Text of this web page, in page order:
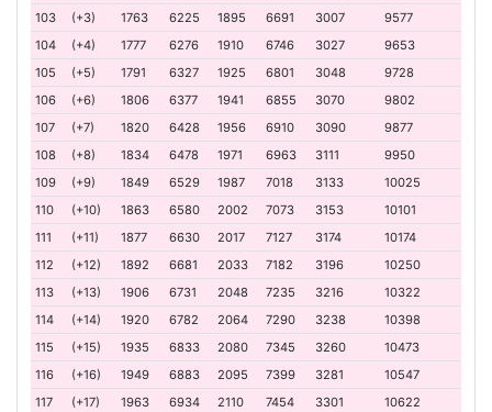
103
(+3) 1763 6225 1895 6691 3007
9577
104
(+4) 1777 6276 1910 6746 3027
9653
105
(+5) 1791 6327 1925 6801 3048
9728
106
(+6) 1806 6377 1941 6855 3070
9802
107
(+7) 1820 6428 1956 6910 3090
9877
108
(+8) 1834 6478 1971 6963 3111
9950
109
(+9) 1849 6529 1987 7018 3133
10025
110
(+10) 1863 6580 2002 7073 3153
10101
111
(+11) 1877 6630 2017 7127 3174
10174
112
(+12) 1892 6681 2033 7182 3196
10250
113
(+13) 1906 6731 2048 7235 3216
10322
114
(+14) 1920 6782 2064 7290 3238
10398
115
(+15) 1935 6833 2080 7345 3260
10473
116
(+16) 1949 6883 2095 7399 3281
10547
117
(+17) 1963 6934 2110 7454 3301
10622